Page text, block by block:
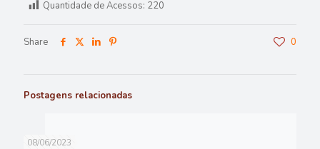
Quantidade de Acessos: 220
Share 0
Postagens relacionadas
08/06/2023